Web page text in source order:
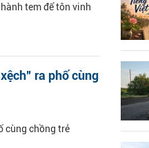
tem để tôn vinh
ra phố cùng
cùng chồng trẻ